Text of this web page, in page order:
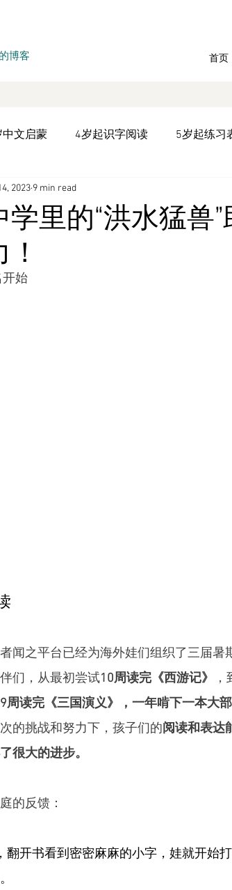
博客 首页
中文启蒙 4岁起识字阅读 5岁起练习
系统教材学习
年庆
学里的“洪水猛兽
2023 9 min read
开始
闻之平台已经为海外娃们组织了三届暑
们，从最初尝试10周读完《西游记》
9周读完《三国演义》，一年啃下一本大
的挑战和努力下，孩子们的阅读和表达
很大的进步。
的反馈：
翻开书看到密密麻麻的小字，娃就开始